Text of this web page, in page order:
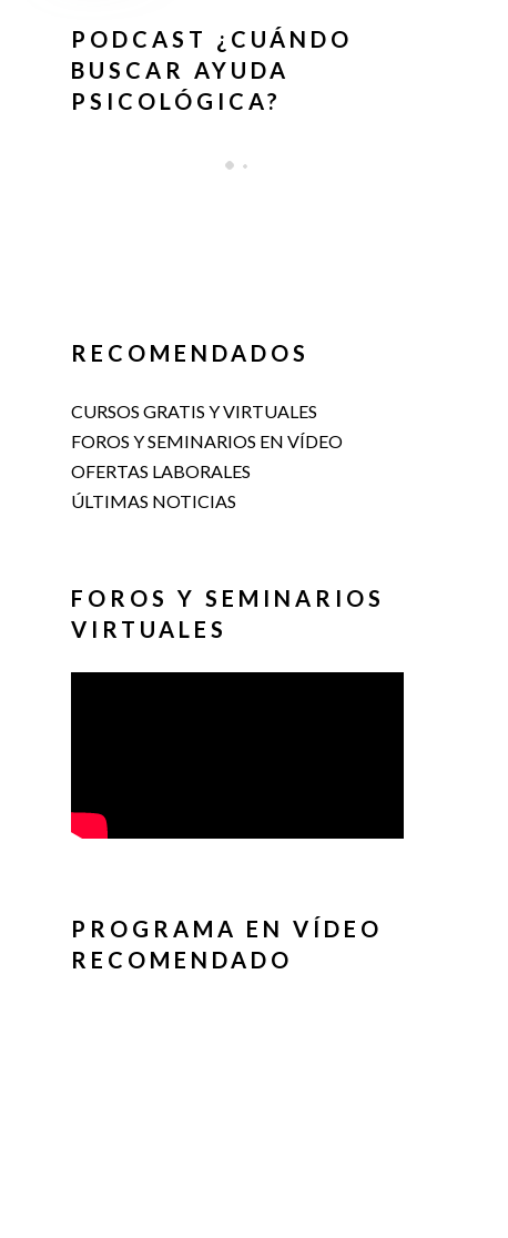
PODCAST ¿CUÁNDO
BUSCAR AYUDA
PSICOLÓGICA?
RECOMENDADOS
CURSOS GRATIS Y VIRTUALES
FOROS Y SEMINARIOS EN VÍDEO
OFERTAS LABORALES
ÚLTIMAS NOTICIAS
FOROS Y SEMINARIOS
VIRTUALES
PROGRAMA EN VÍDEO
RECOMENDADO